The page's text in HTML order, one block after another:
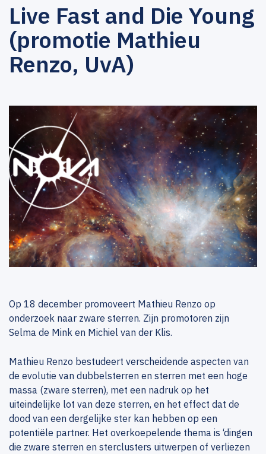
Live Fast and Die Young
(promotie Mathieu
Renzo, UvA)
Op 18 december promoveert Mathieu Renzo op
onderzoek naar zware sterren. Zijn promotoren zijn
Selma de Mink en Michiel van der Klis.
Mathieu Renzo bestudeert verscheidende aspecten van
de evolutie van dubbelsterren en sterren met een hoge
massa (zware sterren), met een nadruk op het
uiteindelijke lot van deze sterren, en het effect dat de
dood van een dergelijke ster kan hebben op een
potentiële partner. Het overkoepelende thema is ‘dingen
die zware sterren en sterclusters uitwerpen of verliezen